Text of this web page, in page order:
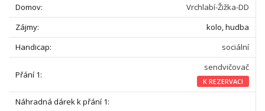
Vrchlabí-Žižka-DD
kolo, hudba
sociální
sendvičovač
K REZERVACI